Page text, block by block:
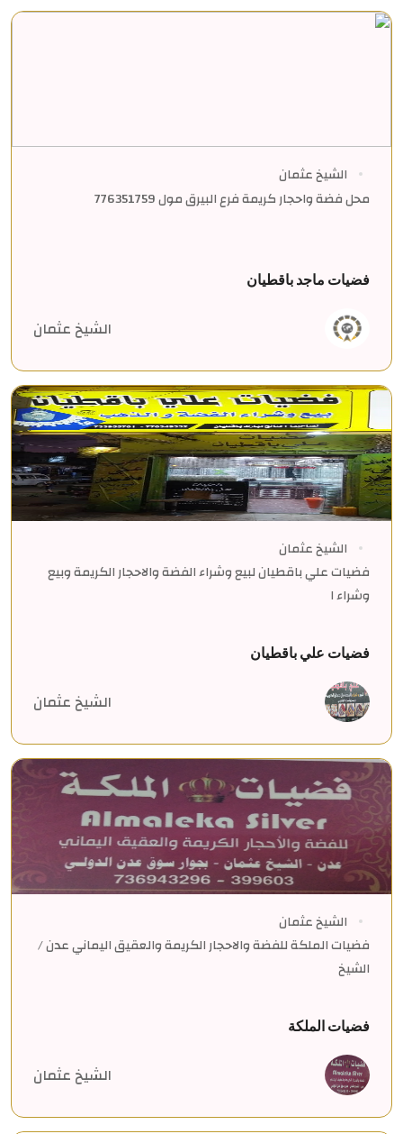
الشيخ عثمان
محل فضة واحجار كريمة فرع البيرق مول 776351759
فضيات ماجد باقطيان
الشيخ عثمان
الشيخ عثمان
فضيات علي باقطيان لبيع وشراء الفضة والاحجار الكريمة وبيع
وشراء ا
فضيات علي باقطيان
الشيخ عثمان
الشيخ عثمان
فضيات الملكة للفضة والاحجار الكريمة والعقيق اليماني عدن /
الشيخ
فضيات الملكة
الشيخ عثمان